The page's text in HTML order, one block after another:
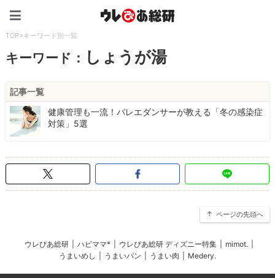
TOP>キーワード別一覧
キーワード： しょうが湯
記事一覧
健康管理も一流！バレエダンサーが教える「冬の感染症
対策」5選
ページの先頭へ
ウレぴあ総研 ハピママ* ウレぴあ総研 ディズニー特集 mimot.
うまいめし
うまいパン うまい肉 Medery.